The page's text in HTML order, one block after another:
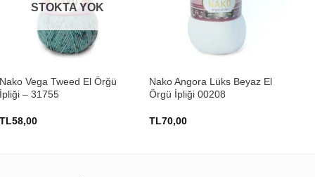
STOKTA YOK
Nako Vega Tweed El Örğü
İpliği – 31755
TL58,00
Nako Angora Lüks Beyaz El
Örgü İpliği 00208
TL70,00